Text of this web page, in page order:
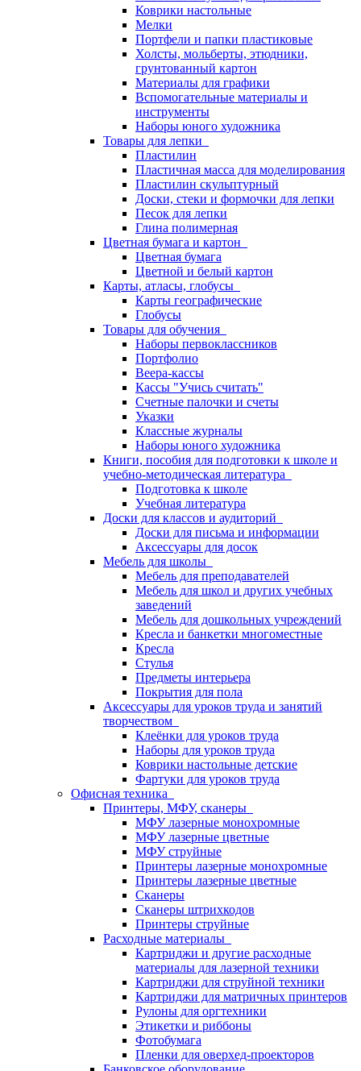
Коврики настольные
Мелки
Портфели и папки пластиковые
Холсты, мольберты, этюдники,
грунтованный картон
Материалы для графики
Вспомогательные материалы и
инструменты
Наборы юного художника
Товары для лепки
Пластилин
Пластичная масса для моделирования
Пластилин скульптурный
Доски, стеки и формочки для лепки
Песок для лепки
Глина полимерная
Цветная бумага и картон
Цветная бумага
Цветной и белый картон
Карты, атласы, глобусы
Карты географические
Глобусы
Товары для обучения
Наборы первоклассников
Портфолио
Веера-кассы
Кассы "Учись считать"
Счетные палочки и счеты
Указки
Классные журналы
Наборы юного художника
Книги, пособия для подготовки к школе и
учебно-методическая литература
Подготовка к школе
Учебная литература
Доски для классов и аудиторий
Доски для письма и информации
Аксессуары для досок
Мебель для школы
Мебель для преподавателей
Мебель для школ и других учебных
заведений
Мебель для дошкольных учреждений
Кресла и банкетки многоместные
Кресла
Стулья
Предметы интерьера
Покрытия для пола
Аксессуары для уроков труда и занятий
творчеством
Клеёнки для уроков труда
Наборы для уроков труда
Коврики настольные детские
Фартуки для уроков труда
Офисная техника
Принтеры, МФУ, сканеры
МФУ лазерные монохромные
МФУ лазерные цветные
МФУ струйные
Принтеры лазерные монохромные
Принтеры лазерные цветные
Сканеры
Сканеры штрихкодов
Принтеры струйные
Расходные материалы
Картриджи и другие расходные
материалы для лазерной техники
Картриджи для струйной техники
Картриджи для матричных принтеров
Рулоны для оргтехники
Этикетки и риббоны
Фотобумага
Пленки для оверхед-проекторов